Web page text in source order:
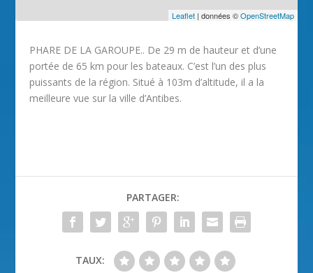
Leaflet| données ©OpenStreetMap
PHARE DE LA GAROUPE.. De 29 m de hauteur et d’une
portée de 65 km pour les bateaux. C’est l’un des plus
puissants de la région. Situé à 103m d’altitude, il a la
meilleure vue sur la ville d’Antibes.
PARTAGER:
TAUX: